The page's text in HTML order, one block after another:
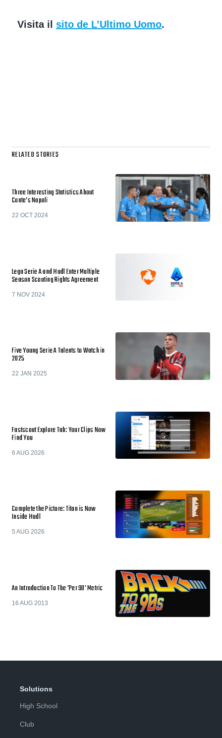
Visita ilsito de L’Ultimo Uomo.
RELATED STORIES
Three Interesting Statistics About
Conte’s Napoli
22 OCT 2024
Lega Serie A and Hudl Enter Multiple
Season Scouting Rights Agreement
7 NOV 2024
Five Young Serie A Talents to Watch in
2025
22 JAN 2025
Fastscout Explore Tab: Your Clips Now
Find You
6 AUG 2026
Complete the Picture: Titan is Now
Inside Hudl
5 AUG 2026
An Introduction To The 'Per 90' Metric
16 AUG 2013
Solutions
High School
Club